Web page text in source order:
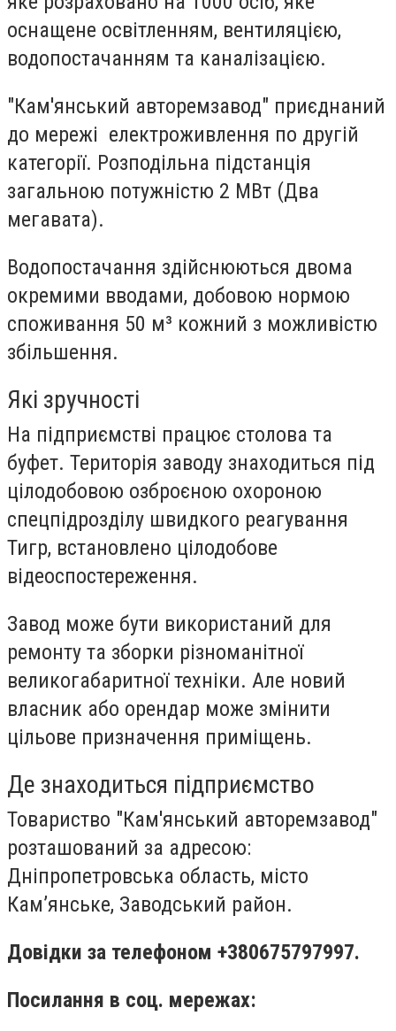
оснащене освітленням, вентиляцією,
водопостачанням та каналізацією.
"Кам'янський авторемзавод" приєднаний
до мережі електроживлення по другій
категорії. Розподільна підстанція
загальною потужністю 2 МВт (Два
мегавата).
Водопостачання здійснюються двома
окремими вводами, добовою нормою
споживання 50 м³ кожний з можливістю
збільшення.
Які зручності
На підприємстві працює столова та
буфет. Територія заводу знаходиться під
цілодобовою озброєною охороною
спецпідрозділу швидкого реагування
Тигр, встановлено цілодобове
відеоспостереження.
Завод може бути використаний для
ремонту та зборки різноманітної
великогабаритної техніки. Але новий
власник або орендар може змінити
цільове призначення приміщень.
Де знаходиться підприємство
Товариство "Кам'янський авторемзавод"
розташований за адресою:
Дніпропетровська область, місто
Кам’янське, Заводський район.
Довідки за телефоном +380675797997.
Посилання в соц. мережах: